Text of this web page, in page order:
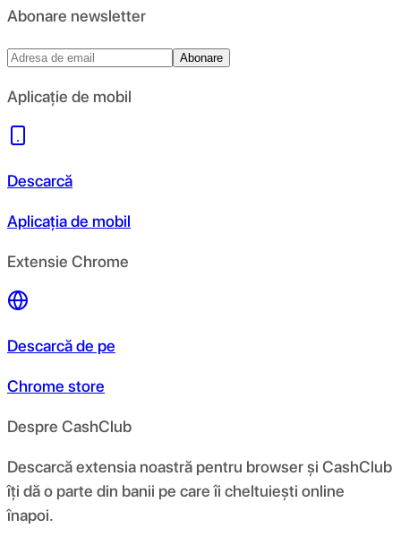
Abonare newsletter
Abonare
Aplicație de mobil
Descarcă
Aplicația de mobil
Extensie Chrome
Descarcă de pe
Chrome store
Despre CashClub
Descarcă extensia noastră pentru browser și CashClub
îți dă o parte din banii pe care îi cheltuiești online
înapoi.